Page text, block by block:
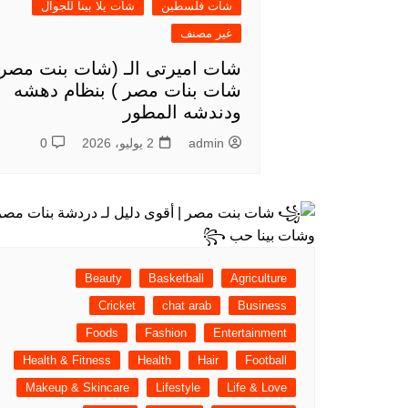
شات فلسطين
شات يلا بينا للجوال
غير مصنف
شات اميرتى الـ (شات بنت
شات بنات مصر ) بنظام دهشه
ودندشه المطور
admin 2 يوليو، 2026 0
Agriculture
Basketball
Beauty
Business
chat arab
Cricket
Entertainment
Fashion
Foods
Football
Hair
Health
Health & Fitness
Life & Love
Lifestyle
Makeup & Skincare